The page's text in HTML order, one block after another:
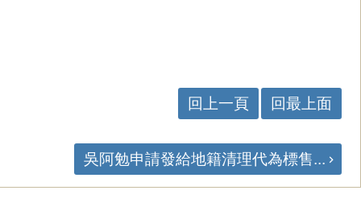
回上一頁 回最上面
吳阿勉申請發給地籍清理代為標售...